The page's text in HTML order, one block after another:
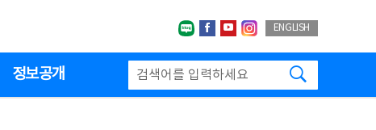
네이버블로그
페이스북
유투브인스타그랩
ENGLISH
정보공개